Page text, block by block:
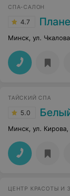
СПА-САЛОН
4.7
Минск, ул.
ТАЙСКИЙ СПА
5.0
Минск, ул. Кирова,
ЦЕНТР КРАСОТЫ И